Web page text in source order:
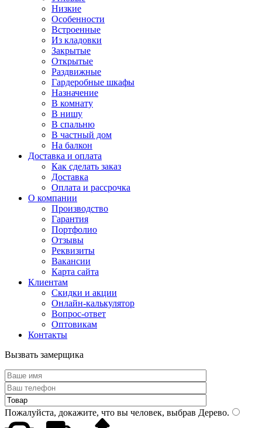
Низкие
Особенности
Встроенные
Из кладовки
Закрытые
Открытые
Раздвижные
Гардеробные шкафы
Назначение
В комнату
В нишу
В спальню
В частный дом
На балкон
Доставка и оплата
Как сделать заказ
Доставка
Оплата и рассрочка
О компании
Производство
Гарантия
Портфолио
Отзывы
Реквизиты
Вакансии
Карта сайта
Клиентам
Скидки и акции
Онлайн-калькулятор
Вопрос-ответ
Оптовикам
Контакты
Вызвать замерщика
Пожалуйста, докажите, что вы человек, выбрав Дерево.